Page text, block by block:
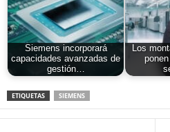
Siemens incorporará
capacidades avanzadas de
gestión…
Los
ETIQUETAS SIEMENS